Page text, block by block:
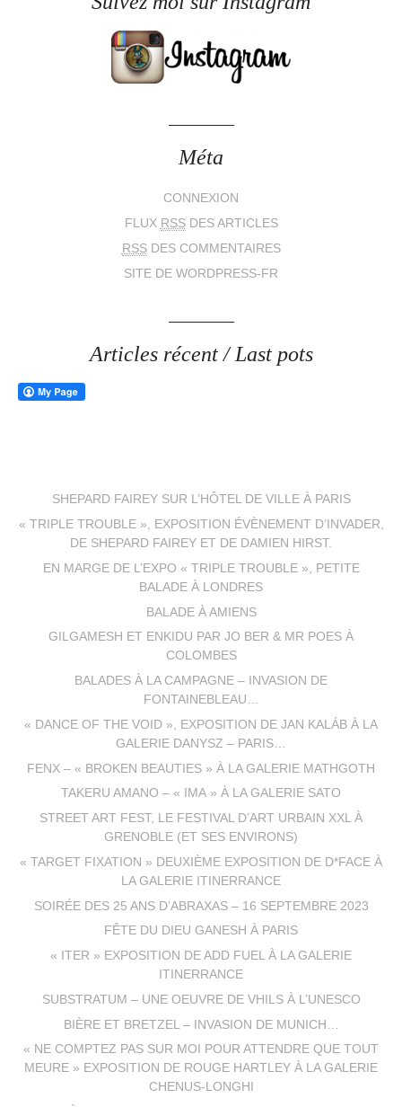
Méta
CONNEXION
FLUX RSSDES ARTICLES
RSSDES COMMENTAIRES
SITE DE WORDPRESS-FR
Articles récent / Last pots
SHEPARD FAIREY SUR L’HÔTEL DE VILLE À PARIS
« TRIPLE TROUBLE », EXPOSITION ÉVÈNEMENT D’INVADER,
DE SHEPARD FAIREY ET DE DAMIEN HIRST.
EN MARGE DE L’EXPO « TRIPLE TROUBLE », PETITE
BALADE À LONDRES
BALADE À AMIENS
GILGAMESH ET ENKIDU PAR JO BER & MR POES À
COLOMBES
BALADES À LA CAMPAGNE – INVASION DE
FONTAINEBLEAU…
« DANCE OF THE VOID », EXPOSITION DE JAN KALÁB À LA
GALERIE DANYSZ – PARIS…
FENX – « BROKEN BEAUTIES » À LA GALERIE MATHGOTH
TAKERU AMANO – « IMA » À LA GALERIE SATO
STREET ART FEST, LE FESTIVAL D’ART URBAIN XXL À
GRENOBLE (ET SES ENVIRONS)
« TARGET FIXATION » DEUXIÈME EXPOSITION DE D*FACE À
LA GALERIE ITINERRANCE
SOIRÉE DES 25 ANS D’ABRAXAS – 16 SEPTEMBRE 2023
FÊTE DU DIEU GANESH À PARIS
« ITER » EXPOSITION DE ADD FUEL À LA GALERIE
ITINERRANCE
SUBSTRATUM – UNE OEUVRE DE VHILS À L’UNESCO
BIÈRE ET BRETZEL – INVASION DE MUNICH…
« NE COMPTEZ PAS SUR MOI POUR ATTENDRE QUE TOUT
MEURE » EXPOSITION DE ROUGE HARTLEY À LA GALERIE
CHENUS-LONGHI